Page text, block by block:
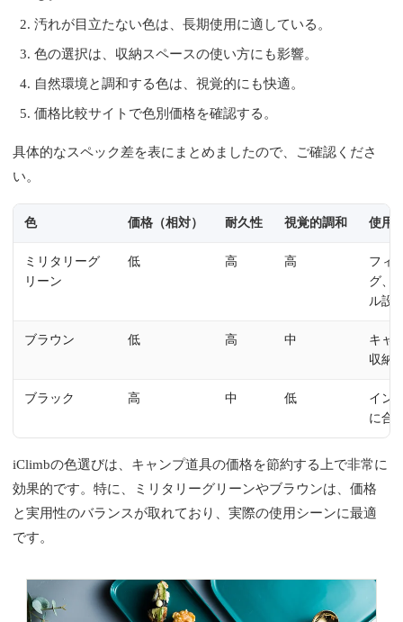
汚れが目立たない色は、長期使用に適している。
色の選択は、収納スペースの使い方にも影響。
自然環境と調和する色は、視覚的にも快適。
価格比較サイトで色別価格を確認する。
具体的なスペック差を表にまとめましたので、ご確認くださ
い。
色 価格（相対） 耐久性 視覚的調和 使用
ミリタリーグ
リーン
低 高 高
フィ
グ、
ル設
ブラウン 低 高 中
キャ
収納
ブラック 高 中 低
イン
に合
iClimbの色選びは、キャンプ道具の価格を節約する上で非常に
効果的です。特に、ミリタリーグリーンやブラウンは、価格
と実用性のバランスが取れており、実際の使用シーンに最適
です。